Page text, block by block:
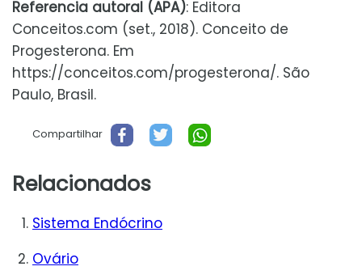
Referencia autoral (APA): Editora
Conceitos.com (set., 2018). Conceito de
Progesterona. Em
https://conceitos.com/progesterona/. São
Paulo, Brasil.
Compartilhar
Relacionados
Sistema Endócrino
Ovário